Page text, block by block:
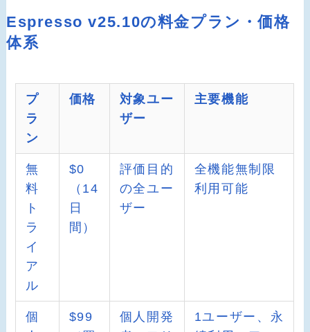
Espresso v25.10の料金プラン・価格
体系
プ
ラ
ン
価格
対象ユー
ザー
主要機能
無
料
ト
ラ
イ
ア
ル
$0
（14
日
間）
評価目的
の全ユー
ザー
全機能無制限
利用可能
個
$99
個人開発
1ユーザー、永